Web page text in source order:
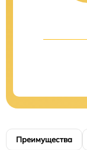
Преимущества